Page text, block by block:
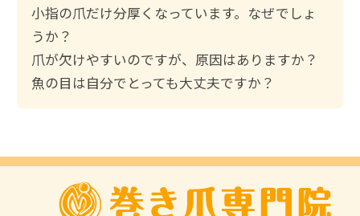
小指の爪だけ分厚くなっています。なぜでしょ
うか？
爪が欠けやすいのですが、原因はありますか？
魚の目は自分でとっても大丈夫ですか？